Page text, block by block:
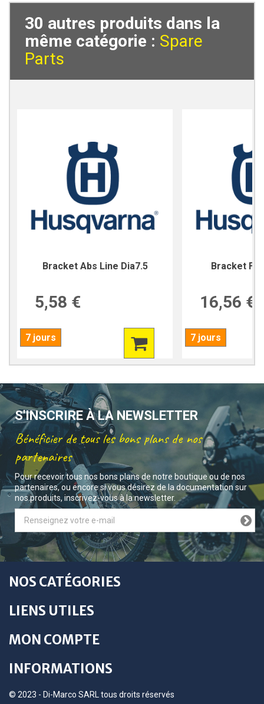
30 autres produits dans la
même catégorie : Spare
Parts
Bracket Abs Line Dia7.5
5,58 €
7 jours
Bracket
16,56 €
7 jours
S'INSCRIRE À LA NEWSLETTER
Bénéficier de tous les bons plans de nos
partenaires
Pour recevoir tous nos bons plans de notre boutique ou de nos
partenaires, ou encore si vous désirez de la documentation sur
nos produits, inscrivez-vous à la newsletter.
NOS CATÉGORIES
LIENS UTILES
MON COMPTE
INFORMATIONS
© 2023 - Di-Marco SARL tous droits réservés